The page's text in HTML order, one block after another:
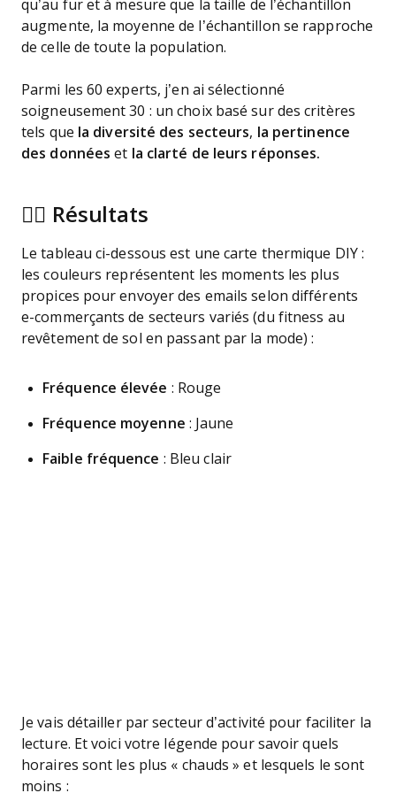
qu’au fur et à mesure que la taille de l’échantillon
augmente, la moyenne de l’échantillon se rapproche
de celle de toute la population.
Parmi les 60 experts, j’en ai sélectionné
soigneusement 30 : un choix basé sur des critères
tels que la diversité des secteurs, la pertinence
des données et la clarté de leurs réponses.
👉🏼 Résultats
Le tableau ci-dessous est une carte thermique DIY :
les couleurs représentent les moments les plus
propices pour envoyer des emails selon différents
e-commerçants de secteurs variés (du fitness au
revêtement de sol en passant par la mode) :
Fréquence élevée : Rouge
Fréquence moyenne : Jaune
Faible fréquence : Bleu clair
Je vais détailler par secteur d’activité pour faciliter la
lecture. Et voici votre légende pour savoir quels
horaires sont les plus « chauds » et lesquels le sont
moins :